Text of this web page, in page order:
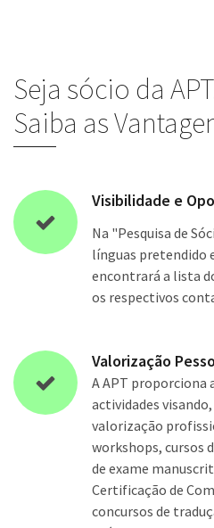
Seja sócio da
Saiba as
Visibilidade e
Na "Pesquisa de
línguas pretendido
encontrará a lista
os respectivos
Valorização
A APT proporciona
actividades
valorização
workshops, cursos
de exame
Certificação de
concursos de